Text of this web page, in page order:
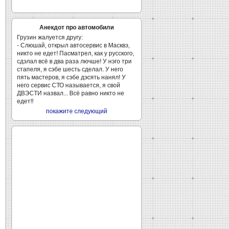
Анекдот про автомобили
Грузин жалуется другу:
- Слюшай, открыл автосервис в Масквэ,
никто не едет! Пасматрел, как у русского,
сдэлал всё в два раза лючше! У нэго три
стапеля, я сэбе шесть сделал. У него
пять мастеров, я сэбе дэсять нанял! У
него сервис СТО называется, я свой
ДВЭСТИ назвал... Всё равно никто не
едет!!
покажите следующий